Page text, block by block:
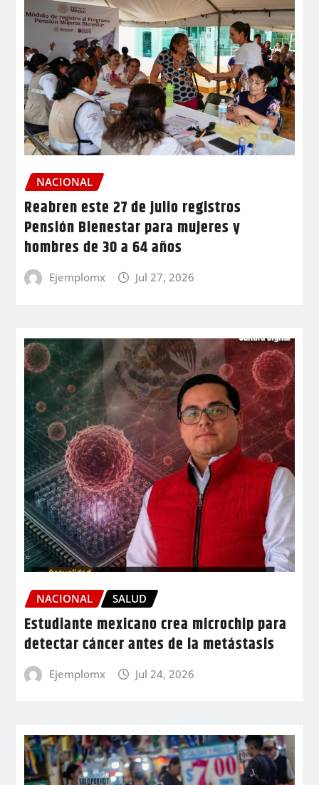
NACIONAL
Reabren este 27 de julio registros
Pensión Bienestar para mujeres y
hombres de 30 a 64 años
Ejemplomx Jul 27, 2026
NACIONAL SALUD
Estudiante mexicano crea microchip para
detectar cáncer antes de la metástasis
Ejemplomx Jul 24, 2026